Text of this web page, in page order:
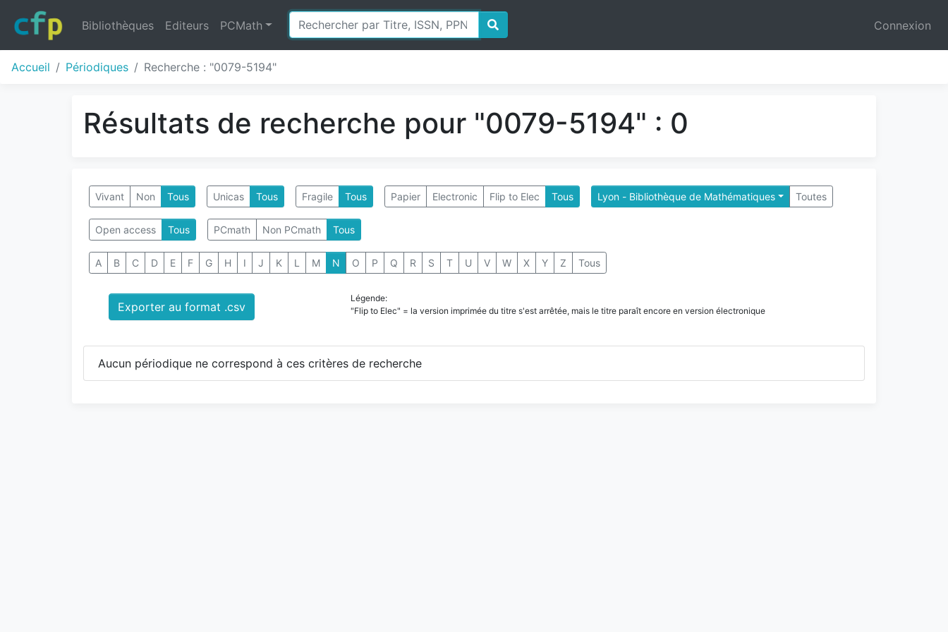
Bibliothèques Editeurs PCMath Connexion
Accueil Périodiques Recherche : "0079-5194"
Résultats de recherche pour "0079-5194" : 0
Vivant Non Tous Unicas Tous Fragile Tous Papier Electronic Flip to Elec Tous Lyon - Bibliothèque de Mathématiques Toutes
Open access Tous PCmath Non PCmath Tous
A B C D E F G H I J K L M N O P Q R S T U V W X Y Z Tous
Exporter au format .csv
Légende:
"Flip to Elec" = la version imprimée du titre s'est arrêtée, mais le titre paraît encore en version électronique
Aucun périodique ne correspond à ces critères de recherche